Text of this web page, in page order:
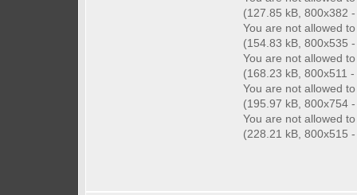
(127.85 kB, 800x382
You are not allowed
(154.83 kB, 800x535
You are not allowed
(168.23 kB, 800x511
You are not allowed
(195.97 kB, 800x754
You are not allowed
(228.21 kB, 800x515